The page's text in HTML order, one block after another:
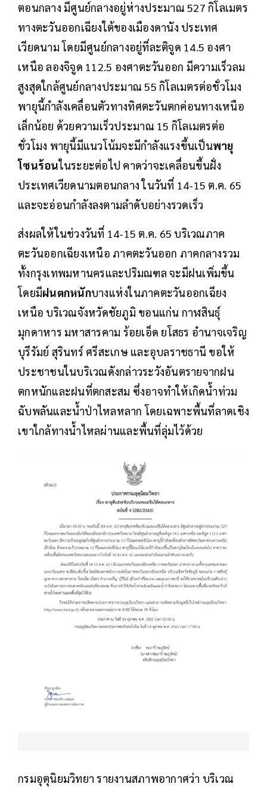
ตอนกลาง มีศูนย์กลางอยู่ห่างประมาณ 527 กิโลเมตร
ทางตะวันออกเฉียงใต้ของเมืองดานัง ประเทศ
เวียดนาม โดยมีศูนย์กลางอยู่ที่ละติจูด 14.5 องศา
เหนือ ลองจิจูด 112.5 องศาตะวันออก มีความเร็วลม
สูงสุดใกล้ศูนย์กลางประมาณ 55 กิโลเมตรต่อชั่วโมง
พายุนี้กำลังเคลื่อนตัวทางทิศตะวันตกค่อนทางเหนือ
เล็กน้อย ด้วยความเร็วประมาณ 15 กิโลเมตรต่อ
ชั่วโมง พายุนี้มีแนวโน้มจะมีกำลังแรงขึ้นเป็นพายุ
โซนร้อนในระยะต่อไป คาดว่าจะเคลื่อนขึ้นฝั่ง
ประเทศเวียดนามตอนกลาง ในวันที่ 14-15 ต.ค. 65
และจะอ่อนกำลังลงตามลำดับอย่างรวดเร็ว
ส่งผลให้ในช่วงวันที่ 14-15 ต.ค. 65 บริเวณภาค
ตะวันออกเฉียงเหนือ ภาคตะวันออก ภาคกลางรวม
ทั้งกรุงเทพมหานครและปริมณฑล จะมีฝนเพิ่มขึ้น
โดยมีฝนตกหนักบางแห่งในภาคตะวันออกเฉียง
เหนือ บริเวณจังหวัดชัยภูมิ ขอนแก่น กาฬสินธุ์
มุกดาหาร มหาสารคาม ร้อยเอ็ด ยโสธร อำนาจเจริญ
บุรีรัมย์ สุรินทร์ ศรีสะเกษ และอุบลราชธานี ขอให้
ประชาชนในบริเวณดังกล่าวระวังอันตรายจากฝน
ตกหนักและฝนที่ตกสะสม ซึ่งอาจทำให้เกิดน้ำท่วม
ฉับพลันและน้ำป่าไหลหลาก โดยเฉพาะพื้นที่ลาดเชิง
เขาใกล้ทางน้ำไหลผ่านและพื้นที่ลุ่มไว้ด้วย
กรมอุตุนิยมวิทยา รายงานสภาพอากาศว่า บริเวณ